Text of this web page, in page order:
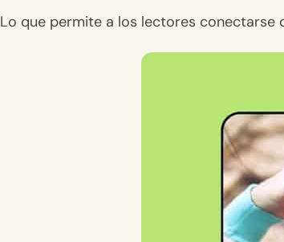
Lo que permite a los lectores conectarse